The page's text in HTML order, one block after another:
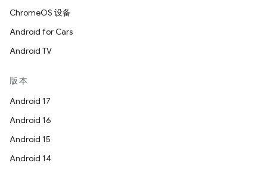
ChromeOS 设备
Android for Cars
Android TV
版本
Android 17
Android 16
Android 15
Android 14